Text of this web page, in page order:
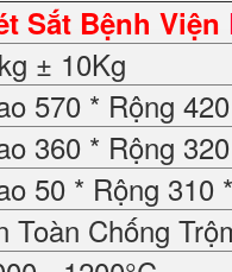
Sắt Bệnh Viện
± 10Kg
570 * Rộng
360 * Rộng
50 * Rộng 310
Toàn Chống